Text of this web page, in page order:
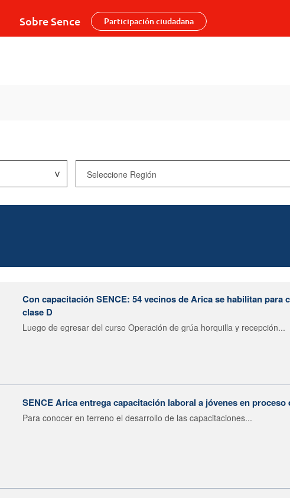
Sobre Sence Participación ciudadana
Con capacitación SENCE: 54 vecinos de Arica se habilitan para
clase D
Luego de egresar del curso Operación de grúa horquilla y recepción...
SENCE Arica entrega capacitación laboral a jóvenes en
Para conocer en terreno el desarrollo de las capacitaciones...